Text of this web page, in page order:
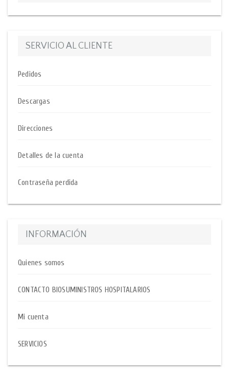
SERVICIO AL CLIENTE
Pedidos
Descargas
Direcciones
Detalles de la cuenta
Contraseña perdida
INFORMACIÓN
Quienes somos
CONTACTO BIOSUMINISTROS HOSPITALARIOS
Mi cuenta
SERVICIOS